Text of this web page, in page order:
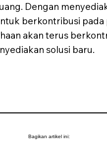
Dengan
berkontribusi
akan terus
solusi baru.
Bagikan artikel ini: